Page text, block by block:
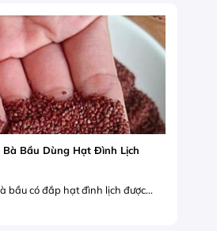
Bà Bầu Dùng Hạt Đình Lịch
bầu có đắp hạt đình lịch được...